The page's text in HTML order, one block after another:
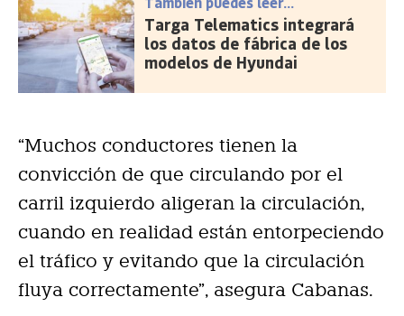
Targa Telematics integrará
los datos de fábrica de los
modelos de Hyundai
“Muchos conductores tienen la
convicción de que circulando por el
carril izquierdo aligeran la circulación,
cuando en realidad están entorpeciendo
el tráfico y evitando que la circulación
fluya correctamente”, asegura Cabanas.